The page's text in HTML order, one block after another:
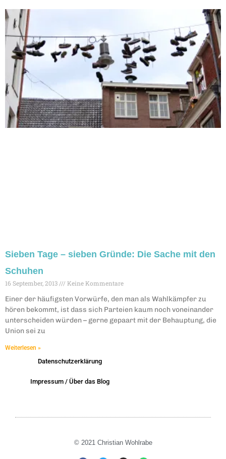
Sieben Tage – sieben Gründe: Die Sache mit den
Schuhen
16 September, 2013 Keine Kommentare
Einer der häufigsten Vorwürfe, den man als Wahlkämpfer zu
hören bekommt, ist dass sich Parteien kaum noch voneinander
unterscheiden würden – gerne gepaart mit der Behauptung, die
Union sei zu
Weiterlesen »
Datenschutzerklärung
Impressum / Über das Blog
© 2021 Christian Wohlrabe